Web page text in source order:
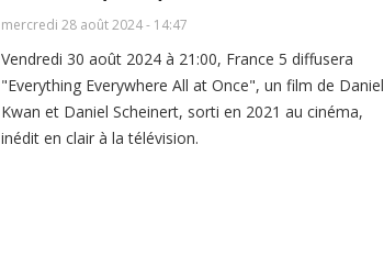
mercredi 28 août 2024 - 14:47
Vendredi 30 août 2024 à 21:00, France 5 diffusera
"Everything Everywhere All at Once", un film de Daniel
Kwan et Daniel Scheinert, sorti en 2021 au cinéma,
inédit en clair à la télévision.